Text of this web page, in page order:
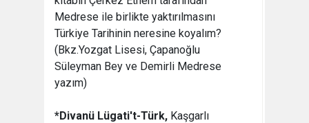
Medrese ile birlikte yaktırılmasını
Türkiye Tarihinin neresine koyalım?
(Bkz.Yozgat Lisesi, Çapanoğlu
Süleyman Bey ve Demirli Medrese
yazım)
*Divanü Lügati't-Türk, Kaşgarlı